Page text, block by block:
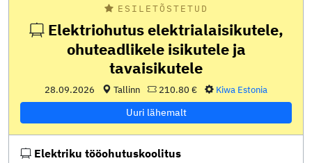
ESILETÕSTETUD
Elektriohutus elektrialaisikutele,
ohuteadlikele isikutele ja
tavaisikutele
28.09.2026 Tallinn 210.80 € Kiwa Estonia
Uuri lähemalt
Elektriku tööohutuskoolitus